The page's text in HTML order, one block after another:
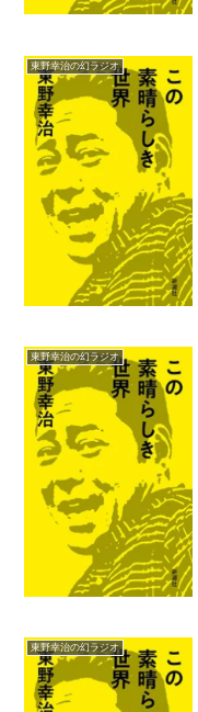
東野幸治の幻ラジオ
東野幸治の幻ラジオ
東野幸治の幻ラジオ